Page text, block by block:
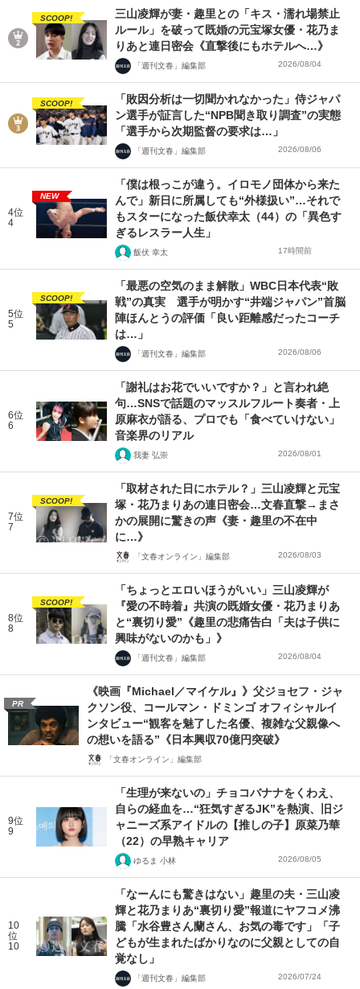
SCOOP!
三山凌輝が妻・趣里との「キス・濡れ場禁止
ルール」を破って既婚の元宝塚女優・花乃ま
りあと連日密会《直撃後にもホテルへ…》
「週刊文春」編集部 2026/08/04
SCOOP!
「敗因分析は一切聞かれなかった」侍ジャパ
ン選手が証言した“NPB聞き取り調査”の実態
「選手から次期監督の要求は…」
「週刊文春」編集部 2026/08/06
4位
4
NEW
「僕は根っこが違う。イロモノ団体から来た
んで」新日に所属しても“外様扱い”…それで
もスターになった飯伏幸太（44）の「異色す
ぎるレスラー人生」
飯伏 幸太 17時間前
5位
5
SCOOP!
「最悪の空気のまま解散」WBC日本代表“敗
戦”の真実 選手が明かす“井端ジャパン”首脳
陣ほんとうの評価「良い距離感だったコーチ
は…」
「週刊文春」編集部 2026/08/06
6位
6
「謝礼はお花でいいですか？」と言われ絶
句…SNSで話題のマッスルフルート奏者・上
原麻衣が語る、プロでも「食べていけない」
音楽界のリアル
我妻 弘崇 2026/08/01
7位
7
SCOOP!
「取材された日にホテル？」三山凌輝と元宝
塚・花乃まりあの連日密会…文春直撃→まさ
かの展開に驚きの声《妻・趣里の不在中
に…》
「文春オンライン」編集部 2026/08/03
8位
8
SCOOP!
「ちょっとエロいほうがいい」三山凌輝が
『愛の不時着』共演の既婚女優・花乃まりあ
と“裏切り愛”《趣里の悲痛告白「夫は子供に
興味がないのかも」》
「週刊文春」編集部 2026/08/04
PR
《映画『Michael／マイケル』》父ジョセフ・ジャ
クソン役、コールマン・ドミンゴ オフィシャルイ
ンタビュー“観客を魅了した名優、複雑な父親像へ
の想いを語る”《日本興収70億円突破》
「文春オンライン」編集部
9位
9
「生理が来ないの」チョコバナナをくわえ、
自らの経血を…“狂気すぎるJK”を熱演、旧ジ
ャニーズ系アイドルの【推しの子】原菜乃華
（22）の早熟キャリア
ゆるま 小林 2026/08/05
10
位
10
「なーんにも驚きはない」趣里の夫・三山凌
輝と花乃まりあ“裏切り愛”報道にヤフコメ沸
騰「水谷豊さん蘭さん、お気の毒です」「子
どもが生まれたばかりなのに父親としての自
覚なし」
「週刊文春」編集部 2026/07/24